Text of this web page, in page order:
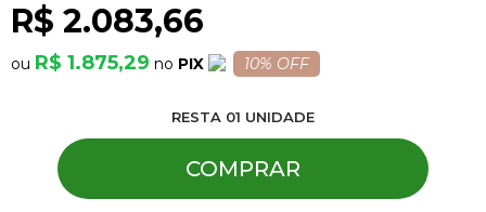
R$ 2.083,66
R$ 1.875,29 PIX 10% OFF
RESTA 01 UNIDADE
COMPRAR
Piercing
Pedras Preciosas
Presente